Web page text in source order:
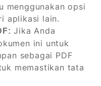
menggunakan opsi
aplikasi lain.
Jika Anda
ini untuk
sebagai PDF
memastikan tata